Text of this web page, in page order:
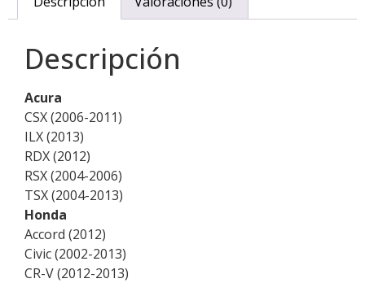
Descripción
Acura
CSX (2006-2011)
ILX (2013)
RDX (2012)
RSX (2004-2006)
TSX (2004-2013)
Honda
Accord (2012)
Civic (2002-2013)
CR-V (2012-2013)